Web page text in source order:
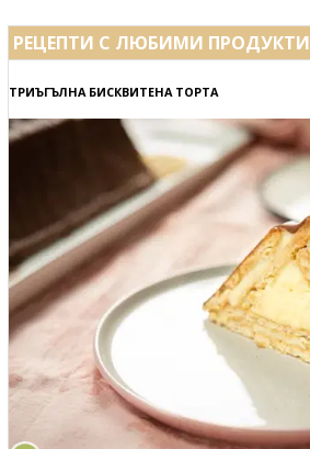
РЕЦЕПТИ С ЛЮБИМИ ПРОДУКТИ
ТРИЪГЪЛНА БИСКВИТЕНА ТОРТА